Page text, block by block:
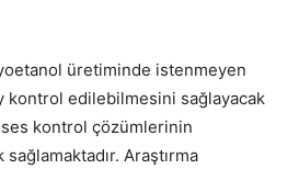
üretiminde istenmeyen
kontrol edilebilmesini sağlayacak
kontrol çözümlerinin
Araştırma